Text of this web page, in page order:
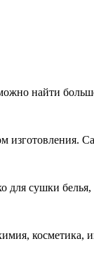
найти
изготовления.
для сушки белья,
косметика,